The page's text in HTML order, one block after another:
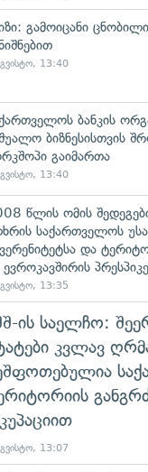
გამოიცანი
13:40
ბანკის
ბიზნესისთვის
გაიმართა
13:40
წლის ომის
საქართველოს
და
13:35
ის საელჩო:
კვლავ
13:07